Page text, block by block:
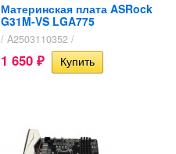
Материнская плата ASRock
G31M-VS LGA775
/ A2503110352 /
1 650 ₽